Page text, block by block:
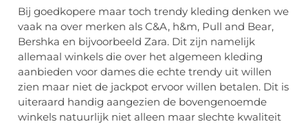
Bij goedkopere maar toch trendy kleding denken we
vaak na over merken als C&A, h&m, Pull and Bear,
Bershka en bijvoorbeeld Zara. Dit zijn namelijk
allemaal winkels die over het algemeen kleding
aanbieden voor dames die echte trendy uit willen
zien maar niet de jackpot ervoor willen betalen. Dit is
uiteraard handig aangezien de bovengenoemde
winkels natuurlijk niet alleen maar slechte kwaliteit